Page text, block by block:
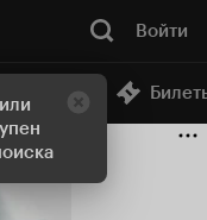
Войти
кинотеатр